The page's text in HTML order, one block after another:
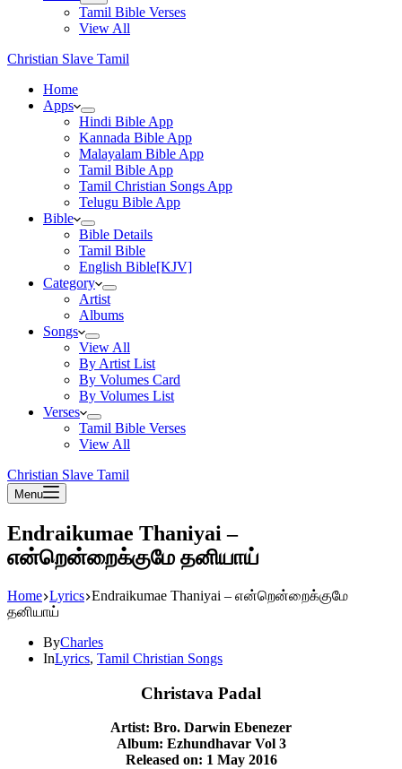
Tamil Bible Verses
View All
Christian Slave Tamil
Home
Apps
Hindi Bible App
Kannada Bible App
Malayalam Bible App
Tamil Bible App
Tamil Christian Songs App
Telugu Bible App
Bible
Bible Details
Tamil Bible
English Bible[KJV]
Category
Artist
Albums
Songs
View All
By Artist List
By Volumes Card
By Volumes List
Verses
Tamil Bible Verses
View All
Christian Slave Tamil
Menu
Endraikumae Thaniyai –
என்றென்றைக்குமே தனியாய்
Home Lyrics Endraikumae Thaniyai – என்றென்றைக்குமே
தனியாய்
ByCharles
InLyrics, Tamil Christian Songs
Christava Padal
Artist: Bro. Darwin Ebenezer
Album: Ezhundhavar Vol 3
Released on: 1 May 2016